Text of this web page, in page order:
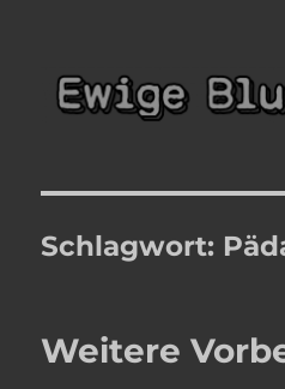
Ewige
Schlagwort:
Weitere